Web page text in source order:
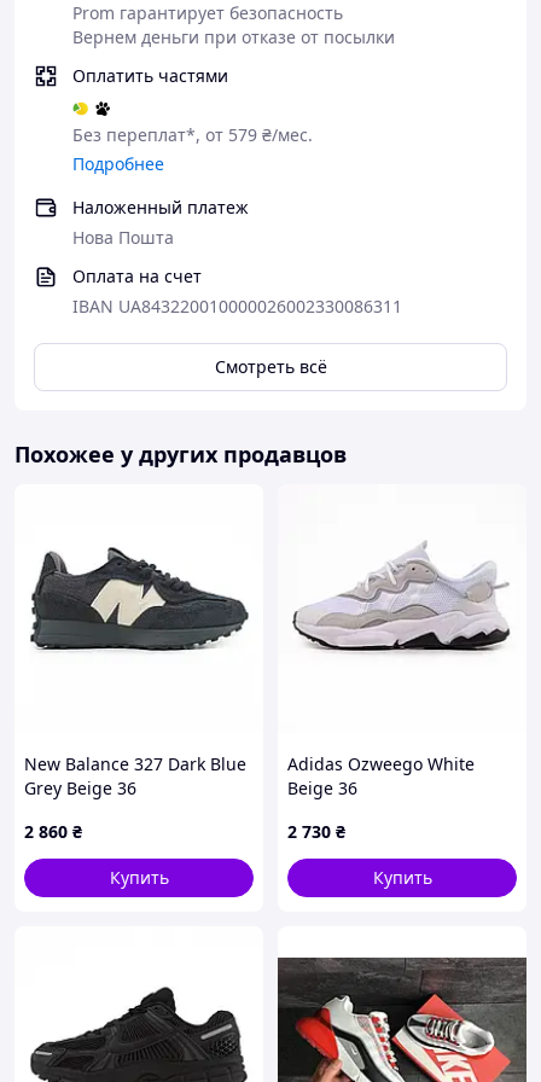
Prom гарантирует безопасность
Вернем деньги при отказе от посылки
Оплатить частями
Без переплат*, от 579 ₴/мес.
Подробнее
Наложенный платеж
Нова Пошта
Оплата на счет
IBAN UA843220010000026002330086311
Смотреть всё
Похожее у других продавцов
New Balance 327 Dark Blue
Grey Beige 36
2 860 ₴
Купить
Adidas Ozweego White
Beige 36
2 730 ₴
Купить